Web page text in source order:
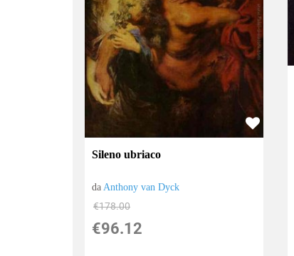
Sileno ubriaco
daAnthony van Dyck
€178.00
€96.12